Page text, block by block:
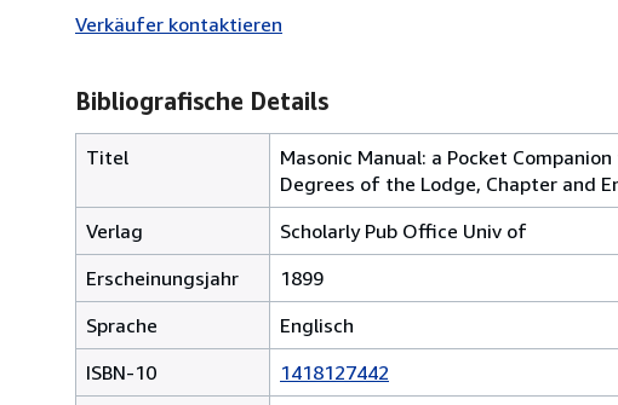
Verkäufer kontaktieren
Bibliografische Details
Titel
Masonic Manual: a Pocket
Degrees of the Lodge, Chapter and
Verlag
Scholarly Pub Office Univ of
Erscheinungsjahr
1899
Sprache
Englisch
ISBN-10
1418127442